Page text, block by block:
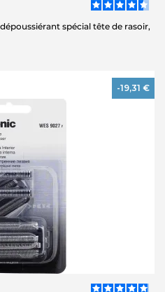
spécial tête de rasoir,
-19,31 €